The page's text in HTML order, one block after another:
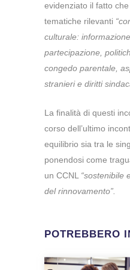
evidenziato il fatto
tematiche rilevanti
culturale:
partecipazione,
congedo parentale,
stranieri e diritti
La finalità di questi
corso dell’ultimo
equilibrio sia tra le
ponendosi come
un CCNL “sostenibile
del rinnovamento”.
POTREBBERO